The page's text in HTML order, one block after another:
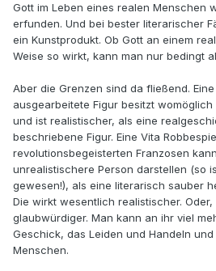
Gott im Leben eines realen Menschen
erfunden. Und bei bester literarischer
ein Kunstprodukt. Ob Gott an einem
Weise so wirkt, kann man nur bedingt
Aber die Grenzen sind da fließend.
ausgearbeitete Figur besitzt
und ist realistischer, als eine
beschriebene Figur. Eine Vita
revolutionsbegeisterten Franzosen
unrealistischere Person darstellen (so
gewesen!), als eine literarisch sauber
Die wirkt wesentlich realistischer.
glaubwürdiger. Man kann an ihr viel
Geschick, das Leiden und Handeln
Menschen.